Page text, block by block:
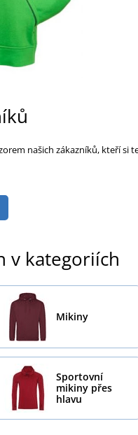
našich zákazníků, kteří
v kategoriích
Mikiny
Sportovní
mikiny přes
hlavu